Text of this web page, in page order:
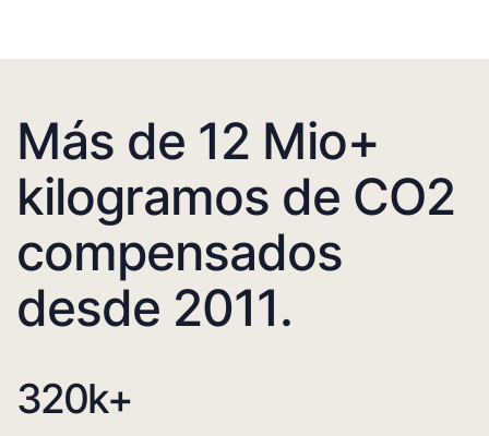
Más de 12 Mio+
kilogramos de CO2
compensados
desde 2011.
320k+